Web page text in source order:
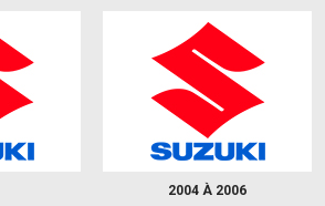
2004 À 2006